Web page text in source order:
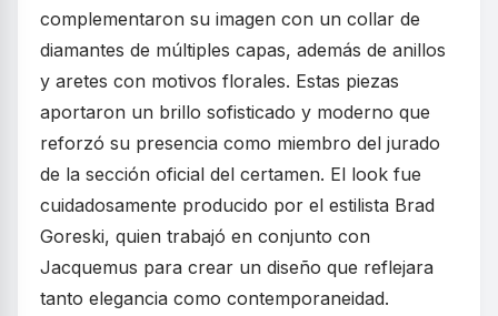
complementaron su imagen con un collar de
diamantes de múltiples capas, además de anillos
y aretes con motivos florales. Estas piezas
aportaron un brillo sofisticado y moderno que
reforzó su presencia como miembro del jurado
de la sección oficial del certamen. El look fue
cuidadosamente producido por el estilista Brad
Goreski, quien trabajó en conjunto con
Jacquemus para crear un diseño que reflejara
tanto elegancia como contemporaneidad.